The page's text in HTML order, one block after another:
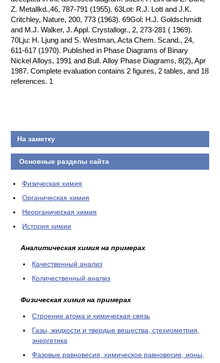
Z. Metallkd.,46, 787-791 (1955). 63Lot: R.J. Lott and J.K.
Critchley, Nature, 200, 773 (1963). 69Gol: H.J. Goldschmidt
and M.J. Walker, J. Appl. Crystallogr., 2, 273-281 ( 1969).
70Lju: H. Ljung and S. Westman, Acta Chem. Scand., 24,
611-617 (1970). Published in Phase Diagrams of Binary
Nickel Alloys, 1991 and Bull. Alloy Phase Diagrams, 8(2), Apr
1987. Complete evaluation contains 2 figures, 2 tables, and 18
references. 1
На заметку
Основные разделы сайта
Физическая химия
Органическая химия
Неорганическая химия
История химии
Аналитическая химия на примерах
Качественный анализ
Количественный анализ
Физическая химия на примерах
Cтроение атома и химическая связь
Газы, жидкости и твердые вещества, стехиометрия,
энергетика
Фазовые равновесия, химическое равновесие, ионы,